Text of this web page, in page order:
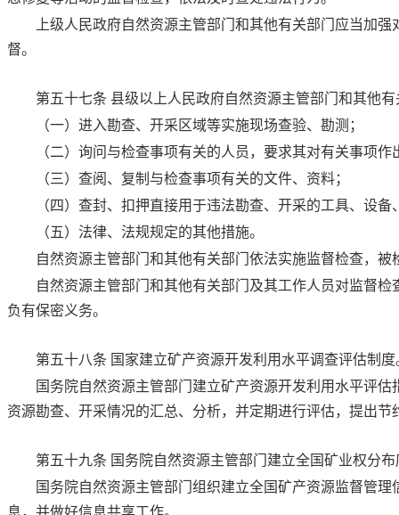
上级人民政府自然资源主管部门和其他有关部门应当加
督。
第五十七条 县级以上人民政府自然资源主管部门和其他
（一）进入勘查、开采区域等实施现场查验、勘测；
（二）询问与检查事项有关的人员，要求其对有关事项作
（三）查阅、复制与检查事项有关的文件、资料；
（四）查封、扣押直接用于违法勘查、开采的工具、设
（五）法律、法规规定的其他措施。
自然资源主管部门和其他有关部门依法实施监督检查，
自然资源主管部门和其他有关部门及其工作人员对监督
负有保密义务。
第五十八条 国家建立矿产资源开发利用水平调查评估制度
国务院自然资源主管部门建立矿产资源开发利用水平评
资源勘查、开采情况的汇总、分析，并定期进行评估，提出
第五十九条 国务院自然资源主管部门建立全国矿业权分
国务院自然资源主管部门组织建立全国矿产资源监督管
息，并做好信息共享工作。